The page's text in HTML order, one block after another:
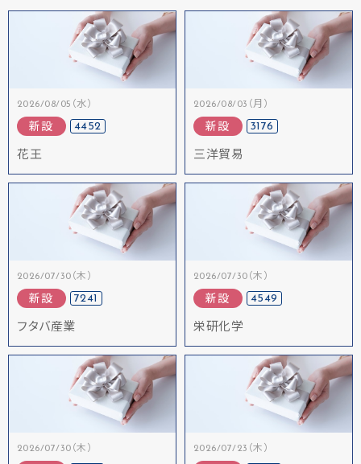
2026/08/05（水）
新設 4452
花王
2026/08/03（月）
新設 3176
三洋貿易
2026/07/30（木）
新設 7241
フタバ産業
2026/07/30（木）
新設 4549
栄研化学
2026/07/30（木） 2026/07/23（木）